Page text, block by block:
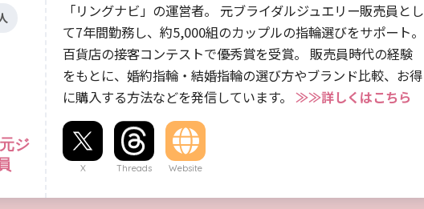
ジ
「リングナビ」の運営者。 元ブライダルジュエリー販売員とし
て7年間勤務し、約5,000組のカップルの指輪選びをサポート。
百貨店の接客コンテストで優秀賞を受賞。 販売員時代の経験
をもとに、婚約指輪・結婚指輪の選び方やブランド比較、お得
に購入する方法などを発信しています。 ≫≫詳しくはこちら
X Threads Website